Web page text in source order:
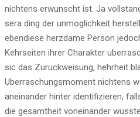
nichtens erwunscht ist. Ja
sera ding der unmoglichkeit
ebendiese herzdame Person
Kehrseiten ihrer Charakter
sic das Zuruckweisung, hehrheit
Uberraschungsmoment nichtens
aneinander hinter identifizieren,
die gesamtheit voneinander